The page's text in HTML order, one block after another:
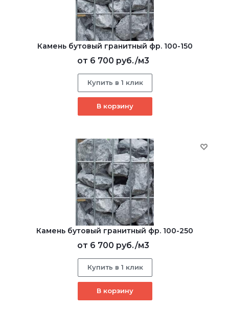
Камень бутовый гранитный фр. 100-150
от 6 700 руб./м3
Купить в 1 клик
В корзину
Камень бутовый гранитный фр. 100-250
от 6 700 руб./м3
Купить в 1 клик
В корзину